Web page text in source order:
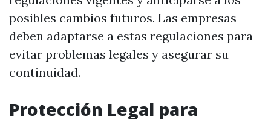
posibles cambios futuros. Las empresas
deben adaptarse a estas regulaciones para
evitar problemas legales y asegurar su
continuidad.
Protección Legal para